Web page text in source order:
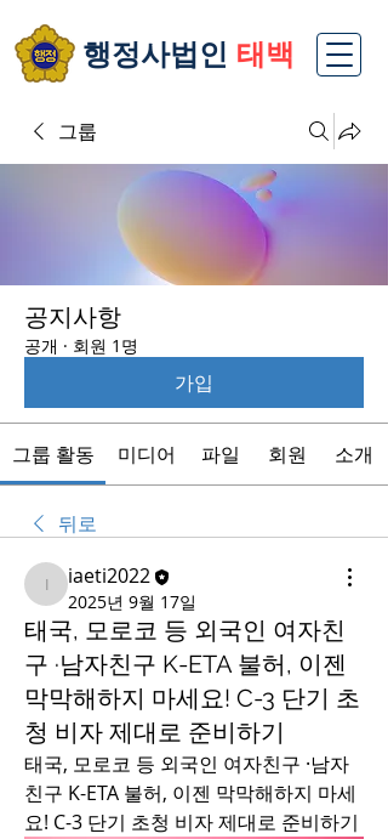
​행정사법인 태백
그룹
공지사항
공개 · 회원 1명
가입
그룹 활동 미디어 파일 회원 소개
뒤로
iaeti2022
iaeti2022
2025년 9월 17일
태국, 모로코 등 외국인 여자친
구 ·남자친구 K-ETA 불허, 이젠
막막해하지 마세요! C-3 단기 초
청 비자 제대로 준비하기
태국, 모로코 등 외국인 여자친구 ·남자
친구 K-ETA 불허, 이젠 막막해하지 마세
요! C-3 단기 초청 비자 제대로 준비하기